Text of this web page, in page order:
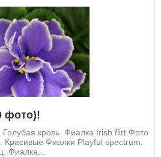
фото)!
кровь. Фиалка Irish flirt.Фото
Красивые Фиалки Playful spectrum.
Фиалка...